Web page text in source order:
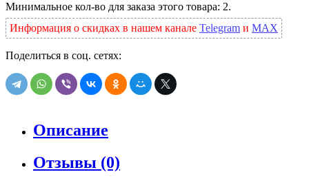
Минимальное кол-во для заказа этого товара: 2.
Информация о скидках в нашем канале Telegram и MAX
Поделиться в соц. сетях:
Описание
Отзывы (0)